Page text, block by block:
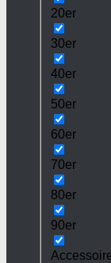
20er
30er
40er
50er
60er
70er
80er
90er